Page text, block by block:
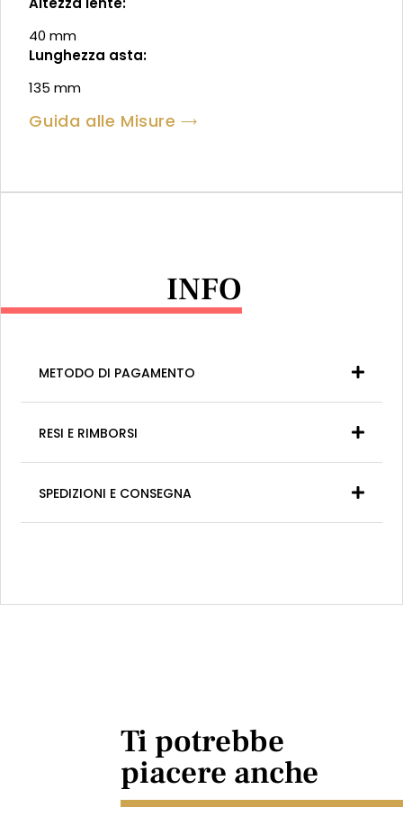
40 mm
Lunghezza asta:
135 mm
Guida alle Misure
INFO
METODO DI PAGAMENTO
RESI E RIMBORSI
SPEDIZIONI E CONSEGNA
Ti potrebbe
piacere anche